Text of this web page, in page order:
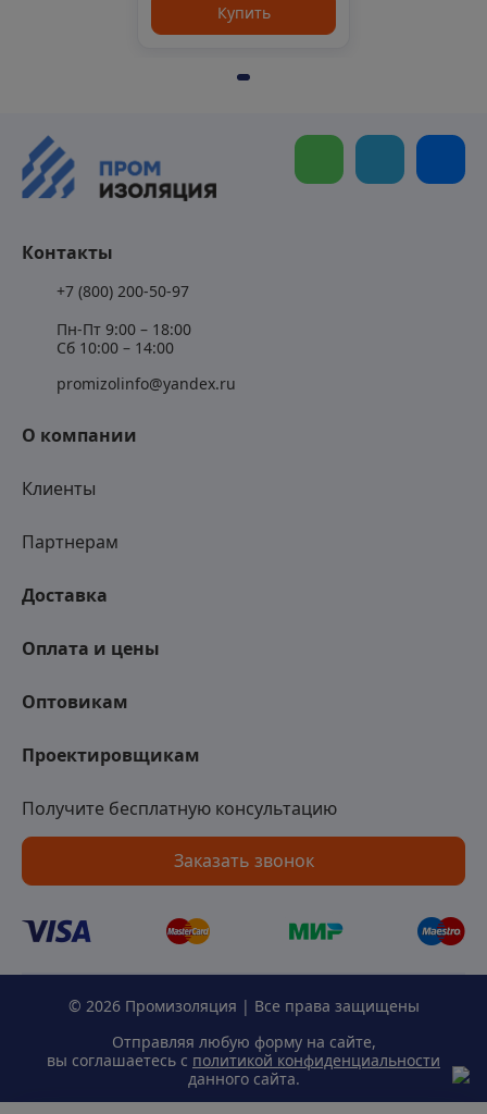
Купить
Получите бесплатную консультацию
Заказать звонок
О компании
Клиенты
Партнерам
Доставка
Оплата и цены
Оптовикам
Проектировщикам
Контакты
+7 (800) 200-50-97
Пн-Пт 9:00 – 18:00
Сб 10:00 – 14:00
promizolinfo@yandex.ru
© 2026 Промизоляция | Все права защищены
Отправляя любую форму на сайте,
вы соглашаетесь с политикой конфиденциальности
данного сайта.